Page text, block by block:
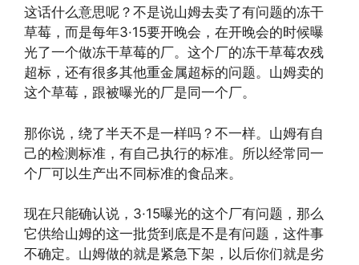
这话什么意思呢？不是说山姆去卖了有问题的冻干
草莓，而是每年3·15要开晚会，在开晚会的时候曝
光了一个做冻干草莓的厂。这个厂的冻干草莓农残
超标，还有很多其他重金属超标的问题。山姆卖的
这个草莓，跟被曝光的厂是同一个厂。
那你说，绕了半天不是一样吗？不一样。山姆有自
己的检测标准，有自己执行的标准。所以经常同一
个厂可以生产出不同标准的食品来。
现在只能确认说，3·15曝光的这个厂有问题，那么
它供给山姆的这一批货到底是不是有问题，这件事
不确定。山姆做的就是紧急下架，以后你们就是劣